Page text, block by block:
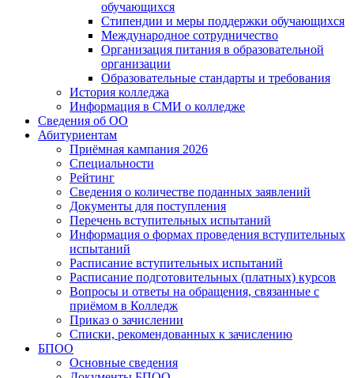
обучающихся
Стипендии и меры поддержки обучающихся
Международное сотрудничество
Организация питания в образовательной
организации
Образовательные стандарты и требования
История колледжа
Информация в СМИ о колледже
Сведения об ОО
Абитуриентам
Приёмная кампания 2026
Специальности
Рейтинг
Сведения о количестве поданных заявлений
Документы для поступления
Перечень вступительных испытаний
Информация о формах проведения вступительных
испытаний
Расписание вступительных испытаний
Расписание подготовительных (платных) курсов
Вопросы и ответы на обращения, связанные с
приёмом в Колледж
Приказ о зачислении
Списки, рекомендованных к зачислению
БПОО
Основные сведения